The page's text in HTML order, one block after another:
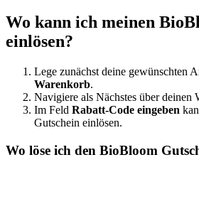
Wo kann ich meinen
einlösen?
Lege zunächst deine gewünschten
Warenkorb.
Navigiere als Nächstes über deinen
Im Feld Rabatt-Code eingeben
Gutschein einlösen.
Wo löse ich den BioBloom